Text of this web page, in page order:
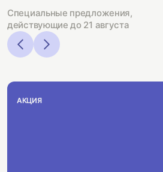
Специальные предложения,
действующие до 21 августа
АКЦИЯ